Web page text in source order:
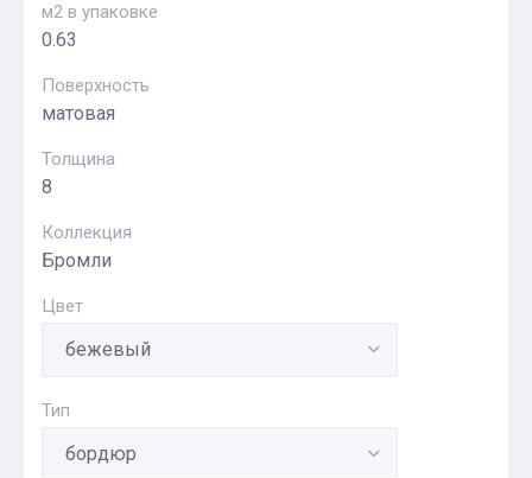
м2 в упаковке
0.63
Поверхность
матовая
Толщина
8
Коллекция
Бромли
Цвет
Тип